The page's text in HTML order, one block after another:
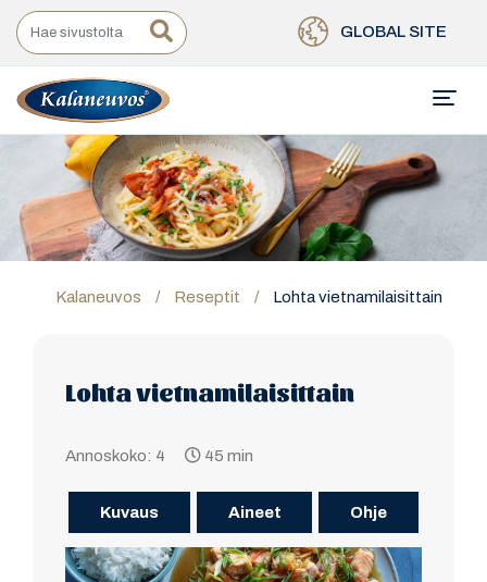
GLOBAL SITE
Kalaneuvos / Reseptit / Lohta vietnamilaisittain
Lohta vietnamilaisittain
Annoskoko: 4 45 min
Kuvaus Aineet Ohje